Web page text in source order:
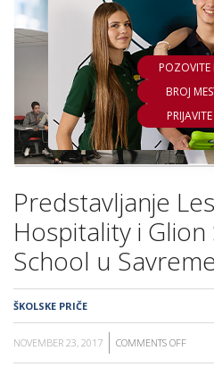
ŠKOLA
Predstavljanje
Hospitality i Glion
School u
ŠKOLSKE PRIČE
NOVEMBER 23, 2017 COMMENTS OFF
POZOVITE
BROJ